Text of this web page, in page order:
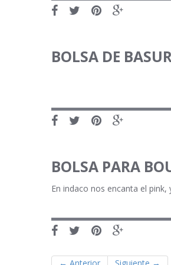
BOLSA DE
BOLSA PARA
En indaco nos encanta el